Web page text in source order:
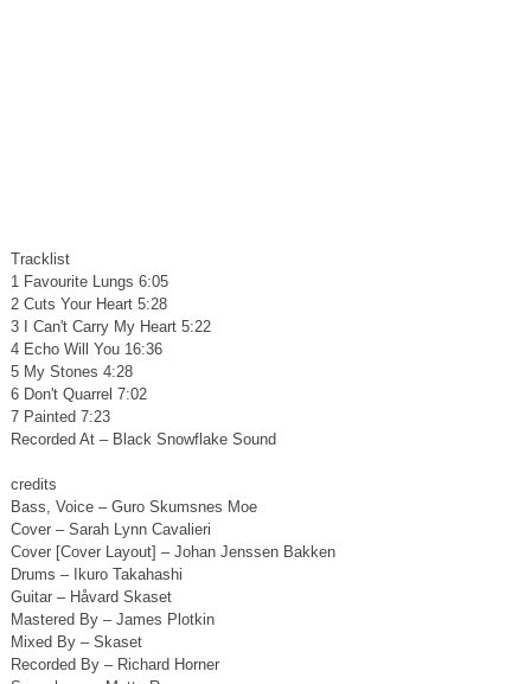
Tracklist
1 Favourite Lungs 6:05
2 Cuts Your Heart 5:28
3 I Can't Carry My Heart 5:22
4 Echo Will You 16:36
5 My Stones 4:28
6 Don't Quarrel 7:02
7 Painted 7:23
Recorded At – Black Snowflake Sound
credits
Bass, Voice – Guro Skumsnes Moe
Cover – Sarah Lynn Cavalieri
Cover [Cover Layout] – Johan Jenssen Bakken
Drums – Ikuro Takahashi
Guitar – Håvard Skaset
Mastered By – James Plotkin
Mixed By – Skaset
Recorded By – Richard Horner